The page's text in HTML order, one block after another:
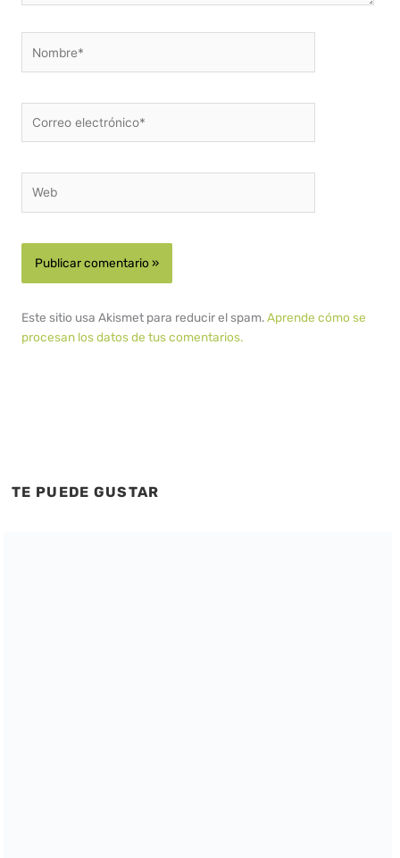
electrónico*
Este sitio usa Akismet para reducir el spam.Aprende cómo se
procesan los datos de tus comentarios.
TE PUEDE GUSTAR